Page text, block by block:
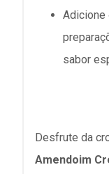
Adicione
sabor
Desfrute da
Amendoim